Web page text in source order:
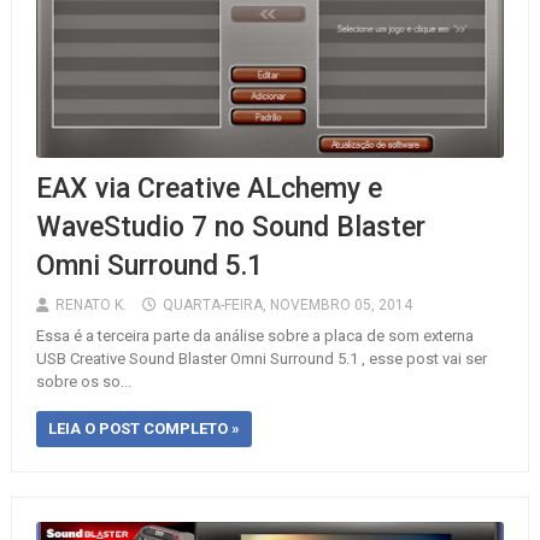
EAX via Creative ALchemy e
WaveStudio 7 no Sound Blaster
Omni Surround 5.1
RENATO K. QUARTA-FEIRA, NOVEMBRO 05, 2014
Essa é a terceira parte da análise sobre a placa de som externa
USB Creative Sound Blaster Omni Surround 5.1 , esse post vai ser
sobre os so...
LEIA O POST COMPLETO »